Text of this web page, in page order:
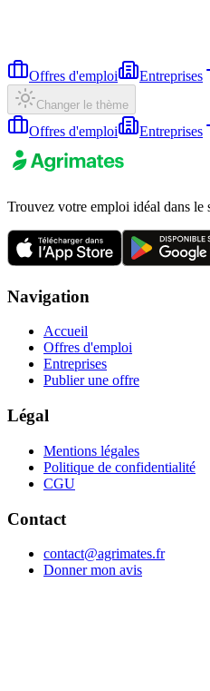
Offres d'emploi Entreprises
Changer le thème
Offres d'emploi Entreprises
Trouvez votre emploi idéal dans le
Navigation
Accueil
Offres d'emploi
Entreprises
Publier une offre
Légal
Mentions légales
Politique de confidentialité
CGU
Contact
contact@agrimates.fr
Donner mon avis